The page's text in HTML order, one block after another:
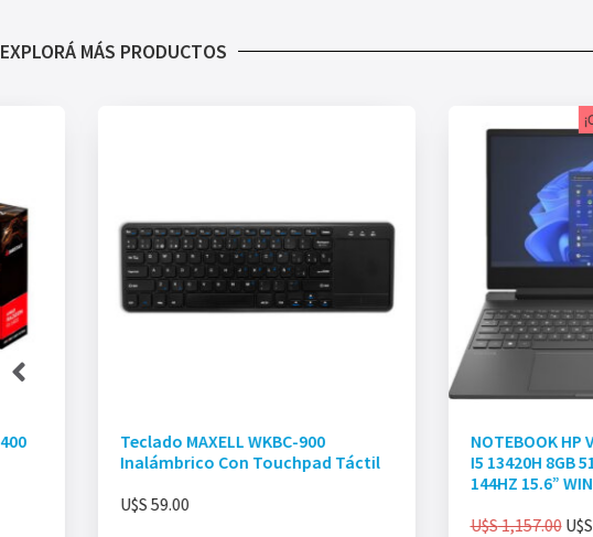
EXPLORÁ MÁS PRODUCTOS
Teclado MAXELL WKBC-900
Inalámbrico Con Touchpad Táctil
U$S 59.00
NOTEBOOK HP
I5 13420H 8GB
144HZ 15.6”
U$S1,157.00 U$S